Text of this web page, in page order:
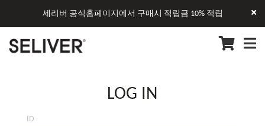
세리버 공식홈페이지에서 구매시 적립금 10% 적립
LOG IN